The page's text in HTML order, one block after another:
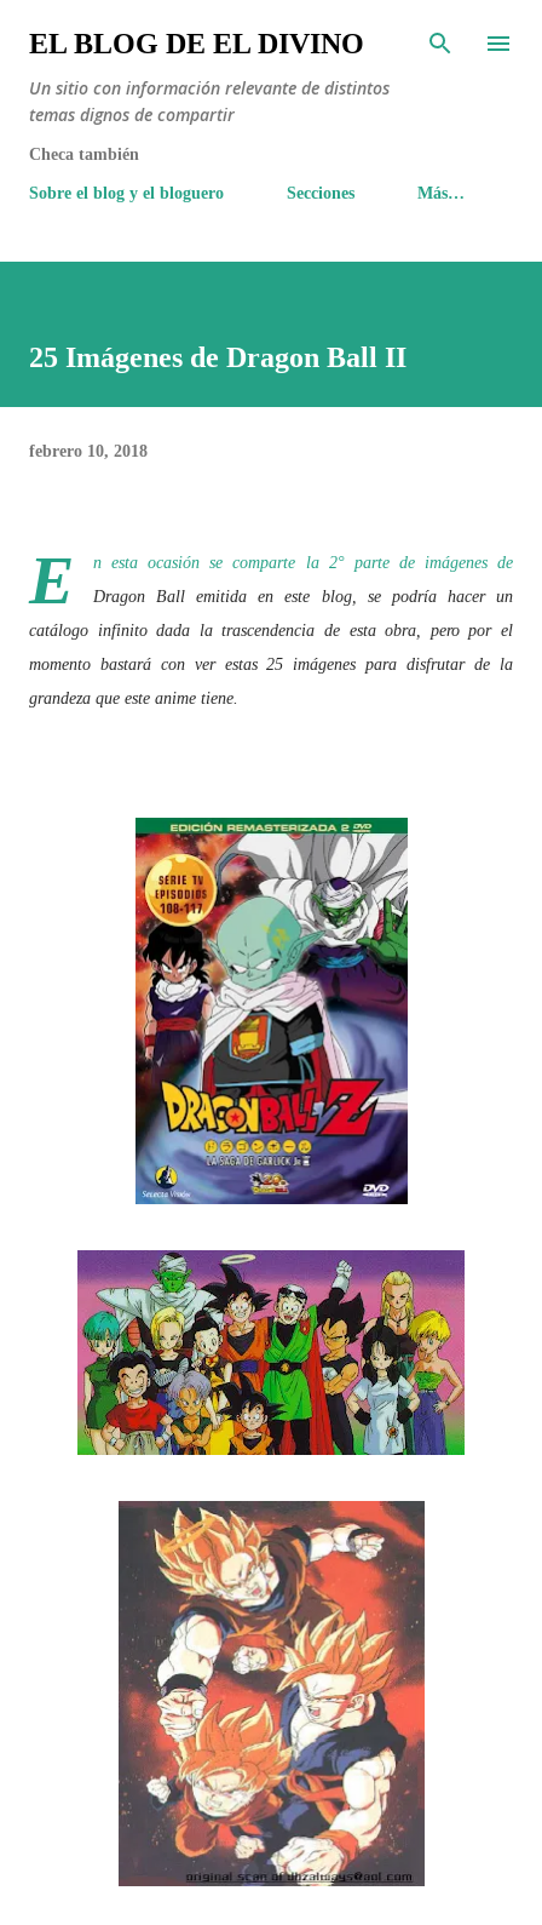
Ir al contenido principal
EL BLOG DE EL DIVINO
Un sitio con información relevante de distintos
temas dignos de compartir
Checa también
Sobre el blog y el bloguero Secciones Más…
25 Imágenes de Dragon Ball II
febrero 10, 2018
E
n esta ocasión se comparte la 2° parte de imágenes de
Dragon Ball emitida en este blog, se podría hacer un
catálogo infinito dada la trascendencia de esta obra, pero por el
momento bastará con ver estas 25 imágenes para disfrutar de la
grandeza que este anime tiene.